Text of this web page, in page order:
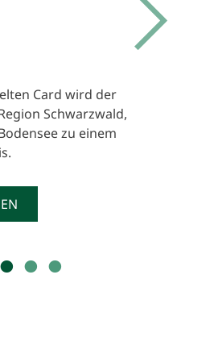
Card wird der
Schwarzwald,
zu einem